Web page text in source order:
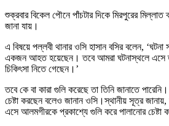
শুক্রবার বিকেল পৌনে পাঁচটার দিকে মিরপুরের
জানা যায়।
এ বিষয়ে পল্লবী থানার ওসি হাসান বসির বলেন,
একজন আহত হয়েছেন। তবে আমরা ঘটনাস্থলে এসে
চিকিৎসা নিতে গেছেন।’
তবে কে বা কারা গুলি করেছে তা তিনি জানাতে
চেষ্টা করছেন বলেও জানান ওসি।স্থানীয় সূত্র
এসে আলমগীরকে প্রকাশ্যে গুলি করে পালানোর চেষ্টা